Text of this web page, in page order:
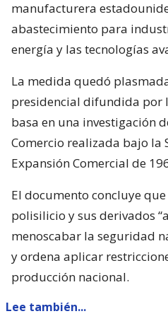
manufacturera
abastecimiento para
energía y las tecnologías
La medida quedó
presidencial difundida por
basa en una investigación
Comercio realizada bajo la
Expansión Comercial de
El documento concluye
polisilicio y sus derivados
menoscabar la seguridad
y ordena aplicar
producción nacional.
Lee también...